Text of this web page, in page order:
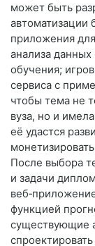
может быть
автоматизации
приложения
анализа
обучения;
сервиса с
чтобы тема не
вуза, но и
её удастся
После выбора
и задачи
функцией
существующие